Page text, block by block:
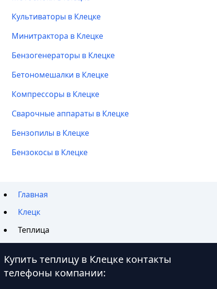
Культиваторы в Клецке
Минитрактора в Клецке
Бензогенераторы в Клецке
Бетономешалки в Клецке
Компрессоры в Клецке
Сварочные аппараты в Клецке
Бензопилы в Клецке
Бензокосы в Клецке
Главная
Клецк
Теплица
Купить теплицу в Клецке контакты
телефоны компании: